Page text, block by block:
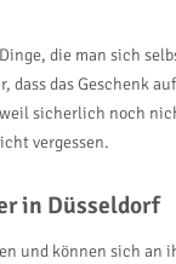
die man sich
das Geschenk
sicherlich noch
vergessen.
in Düsseldorf
und können sich